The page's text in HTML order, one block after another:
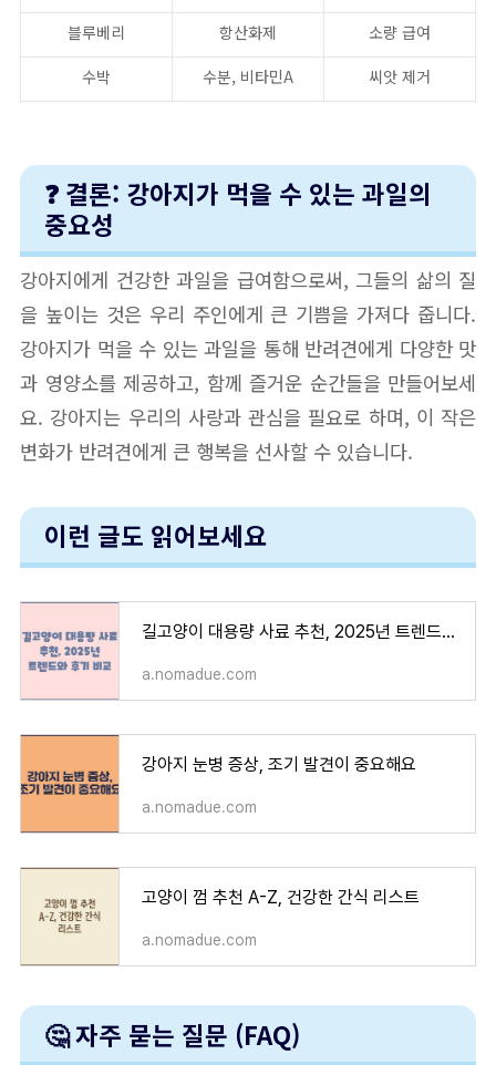
블루베리
항산화제
소량 급여
수박
수분, 비타민A 씨앗 제거
❓ 결론: 강아지가 먹을 수 있는 과일의
중요성
강아지에게 건강한 과일을 급여함으로써, 그들의 삶의 질
을 높이는 것은 우리 주인에게 큰 기쁨을 가져다 줍니다.
강아지가 먹을 수 있는 과일을 통해 반려견에게 다양한 맛
과 영양소를 제공하고, 함께 즐거운 순간들을 만들어보세
요. 강아지는 우리의 사랑과 관심을 필요로 하며, 이 작은
변화가 반려견에게 큰 행복을 선사할 수 있습니다.
이런 글도 읽어보세요
길고양이 대용량 사료 추천, 2025년 트렌드와 후기 비교
a.nomadue.com
강아지 눈병 증상, 조기 발견이 중요해요
a.nomadue.com
고양이 껌 추천 A-Z, 건강한 간식 리스트
a.nomadue.com
🤔 자주 묻는 질문 (FAQ)